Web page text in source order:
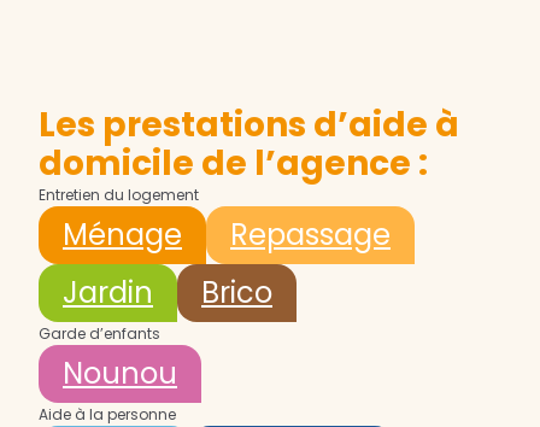
Les prestations d’aide à
domicile de l’agence :
Entretien du logement
Ménage
Repassage
Jardin
Brico
Garde d’enfants
Nounou
Aide à la personne